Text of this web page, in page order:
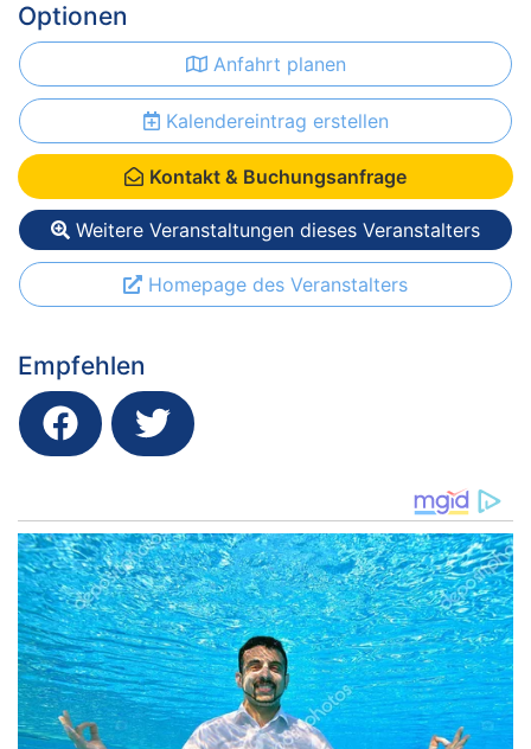
Optionen
Anfahrt planen
Kalendereintrag erstellen
Kontakt & Buchungsanfrage
Weitere Veranstaltungen dieses Veranstalters
Homepage des Veranstalters
Empfehlen